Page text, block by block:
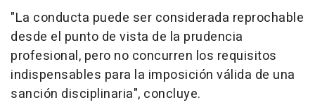
"La conducta puede ser considerada reprochable
desde el punto de vista de la prudencia
profesional, pero no concurren los requisitos
indispensables para la imposición válida de una
sanción disciplinaria", concluye.